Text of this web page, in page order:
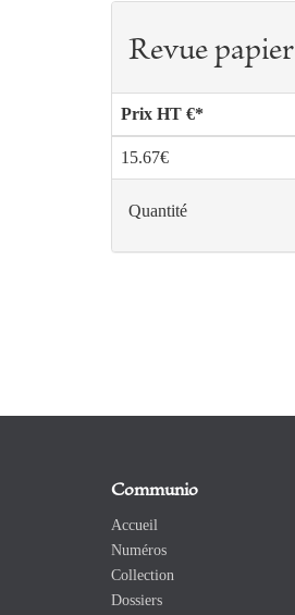
Revue papier
Prix HT €*
15.67€
Quantité
Communio
Accueil
Numéros
Collection
Dossiers